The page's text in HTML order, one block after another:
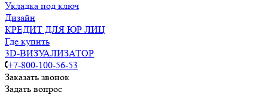
Укладка под ключ
Дизайн
КРЕДИТ ДЛЯ ЮР ЛИЦ
Где купить
3D-ВИЗУАЛИЗАТОР
+7-800-100-56-53
Заказать звонок
Задать вопрос